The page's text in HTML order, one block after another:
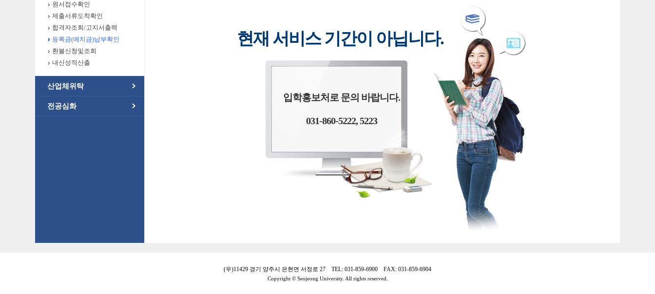
원서접수확인
제출서류도착확인
합격자조회/고지서출력
등록금(예치금)납부확인
환불신청및조회
내신성적산출
산업체위탁
전공심화
현재 서비스 기간이 아닙니다.
입학홍보처로 문의 바랍니다.
031-860-5222, 5223
(우)11429 경기 양주시 은현면 서정로 27 TEL: 031-859-6900 FAX: 031-859-6904
Copyright © Seojeong University. All rights reserved.